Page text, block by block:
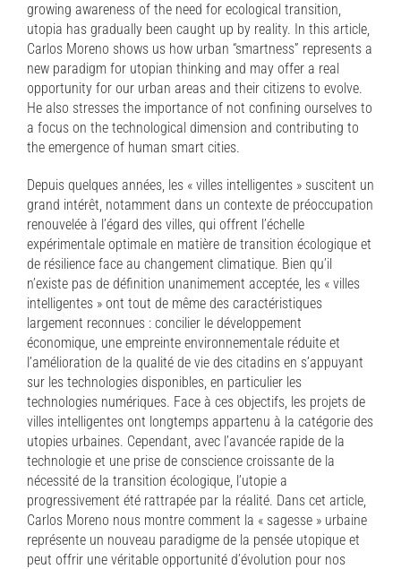
growing awareness of the need for ecological transition,
utopia has gradually been caught up by reality. In this article,
Carlos Moreno shows us how urban “smartness” represents a
new paradigm for utopian thinking and may offer a real
opportunity for our urban areas and their citizens to evolve.
He also stresses the importance of not confining ourselves to
a focus on the technological dimension and contributing to
the emergence of human smart cities.
Depuis quelques années, les « villes intelligentes » suscitent un
grand intérêt, notamment dans un contexte de préoccupation
renouvelée à l’égard des villes, qui offrent l’échelle
expérimentale optimale en matière de transition écologique et
de résilience face au changement climatique. Bien qu’il
n’existe pas de définition unanimement acceptée, les « villes
intelligentes » ont tout de même des caractéristiques
largement reconnues : concilier le développement
économique, une empreinte environnementale réduite et
l’amélioration de la qualité de vie des citadins en s’appuyant
sur les technologies disponibles, en particulier les
technologies numériques. Face à ces objectifs, les projets de
villes intelligentes ont longtemps appartenu à la catégorie des
utopies urbaines. Cependant, avec l’avancée rapide de la
technologie et une prise de conscience croissante de la
nécessité de la transition écologique, l’utopie a
progressivement été rattrapée par la réalité. Dans cet article,
Carlos Moreno nous montre comment la « sagesse » urbaine
représente un nouveau paradigme de la pensée utopique et
peut offrir une véritable opportunité d’évolution pour nos